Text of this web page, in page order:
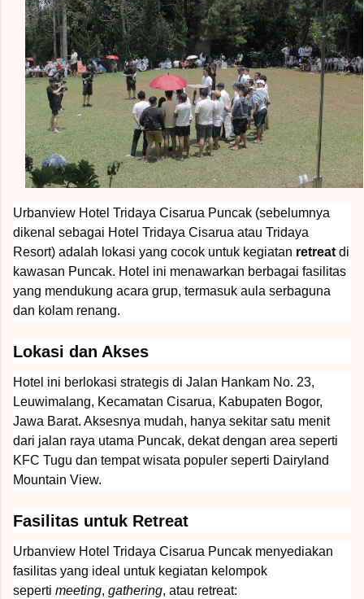
Urbanview Hotel Tridaya Cisarua Puncak (sebelumnya
dikenal sebagai Hotel Tridaya Cisarua atau Tridaya
Resort) adalah lokasi yang cocok untuk kegiatan retreat di
kawasan Puncak. Hotel ini menawarkan berbagai fasilitas
yang mendukung acara grup, termasuk aula serbaguna
dan kolam renang.
Lokasi dan Akses
Hotel ini berlokasi strategis di Jalan Hankam No. 23,
Leuwimalang, Kecamatan Cisarua, Kabupaten Bogor,
Jawa Barat. Aksesnya mudah, hanya sekitar satu menit
dari jalan raya utama Puncak, dekat dengan area seperti
KFC Tugu dan tempat wisata populer seperti Dairyland
Mountain View.
Fasilitas untuk Retreat
Urbanview Hotel Tridaya Cisarua Puncak menyediakan
fasilitas yang ideal untuk kegiatan kelompok
seperti meeting, gathering, atau retreat: